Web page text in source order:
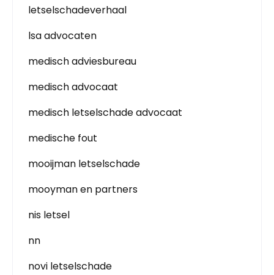
letselschadeverhaal
lsa advocaten
medisch adviesbureau
medisch advocaat
medisch letselschade advocaat
medische fout
mooijman letselschade
mooyman en partners
nis letsel
nn
novi letselschade